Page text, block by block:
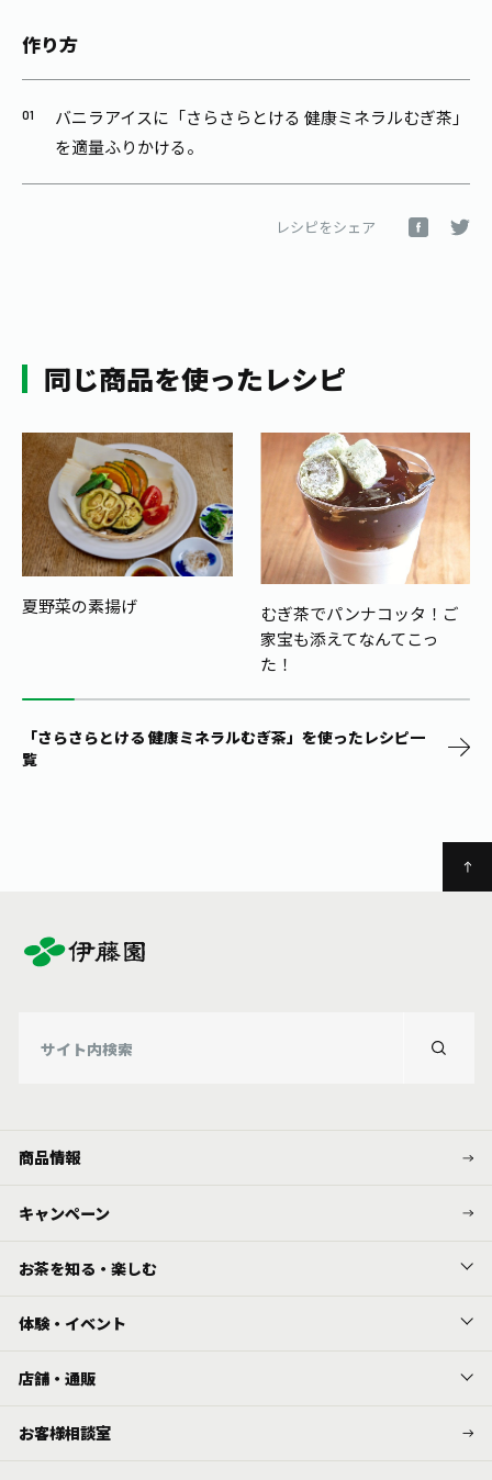
作り方
バニラアイスに「さらさらとける 健康ミネラルむぎ茶」
を適量ふりかける。
レシピをシェア
同じ商品を使ったレシピ
夏野菜の素揚げ
むぎ茶でパンナコッタ！ご
家宝も添えてなんてこっ
た！
「さらさらとける 健康ミネラルむぎ茶」を使ったレシピ一
覧
商品情報
キャンペーン
お茶を知る・楽しむ
体験・イベント
店舗・通販
お客様相談室